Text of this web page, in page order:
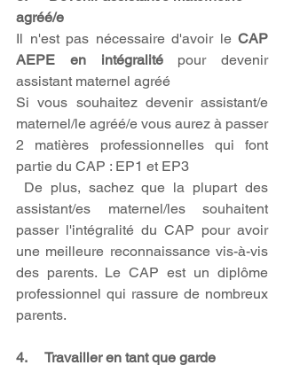
agréé/e
Il n'est pas nécessaire d'avoir le CAP
AEPE en intégralité pour devenir
assistant maternel agréé
Si vous souhaitez devenir assistant/e
maternel/le agréé/e vous aurez à passer
2 matières professionnelles qui font
partie du CAP : EP1 et EP3
De plus, sachez que la plupart des
assistant/es maternel/les souhaitent
passer l'intégralité du CAP pour avoir
une meilleure reconnaissance vis-à-vis
des parents. Le CAP est un diplôme
professionnel qui rassure de nombreux
parents.
4.     Travailler en tant que garde